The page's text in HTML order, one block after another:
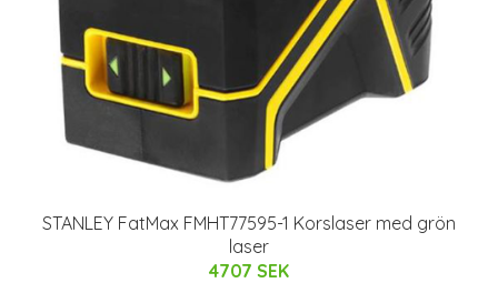
STANLEY FatMax FMHT77595-1 Korslaser med grön
laser
4707 SEK